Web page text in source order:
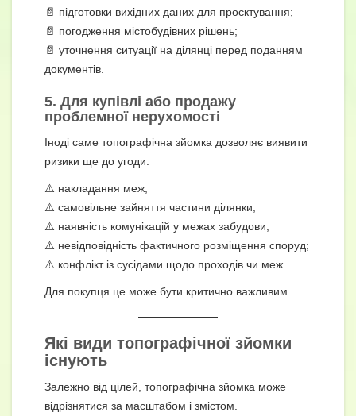
📄 підготовки вихідних даних для проєктування;
📄 погодження містобудівних рішень;
📄 уточнення ситуації на ділянці перед поданням
документів.
5. Для купівлі або продажу
проблемної нерухомості
Іноді саме топографічна зйомка дозволяє виявити
ризики ще до угоди:
⚠️ накладання меж;
⚠️ самовільне зайняття частини ділянки;
⚠️ наявність комунікацій у межах забудови;
⚠️ невідповідність фактичного розміщення споруд;
⚠️ конфлікт із сусідами щодо проходів чи меж.
Для покупця це може бути критично важливим.
Які види топографічної зйомки
існують
Залежно від цілей, топографічна зйомка може
відрізнятися за масштабом і змістом.